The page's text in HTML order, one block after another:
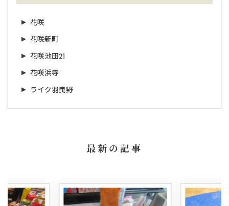
花咲
花咲新町
花咲池田21
花咲浜寺
ライク羽曳野
最新の記事